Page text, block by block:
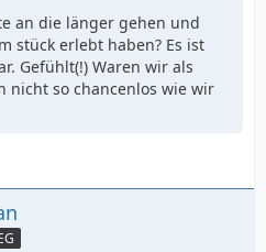
an die länger gehen und
stück erlebt haben? Es ist
Gefühlt(!) Waren wir als
nicht so chancenlos wie wir